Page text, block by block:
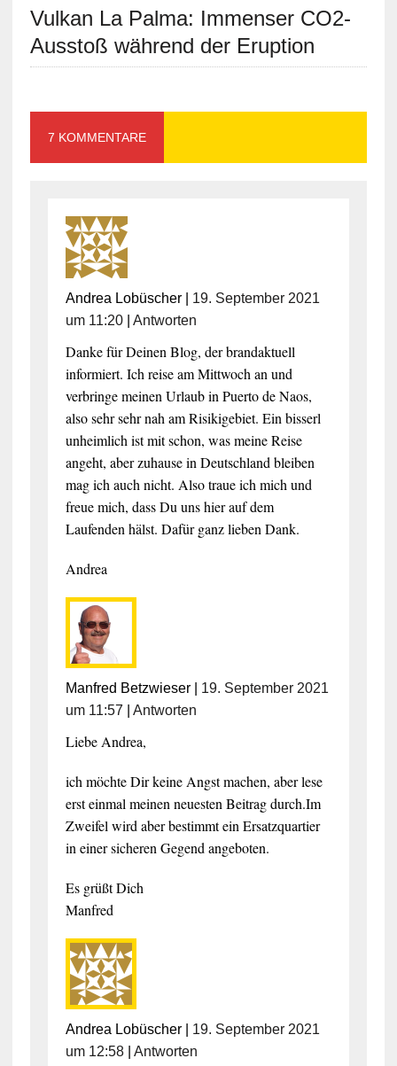
Vulkan La Palma: Immenser CO2-
Ausstoß während der Eruption
7 KOMMENTARE
Andrea Lobüscher| 19. September 2021
um 11:20| Antworten
Danke für Deinen Blog, der brandaktuell
informiert. Ich reise am Mittwoch an und
verbringe meinen Urlaub in Puerto de Naos,
also sehr sehr nah am Risikigebiet. Ein bisserl
unheimlich ist mit schon, was meine Reise
angeht, aber zuhause in Deutschland bleiben
mag ich auch nicht. Also traue ich mich und
freue mich, dass Du uns hier auf dem
Laufenden hälst. Dafür ganz lieben Dank.
Andrea
Manfred Betzwieser| 19. September 2021
um 11:57
Antworten
Liebe Andrea,
ich möchte Dir keine Angst machen, aber lese
erst einmal meinen neuesten Beitrag durch.Im
Zweifel wird aber bestimmt ein Ersatzquartier
in einer sicheren Gegend angeboten.
Es grüßt Dich
Manfred
Andrea Lobüscher| 19. September 2021
um 12:58| Antworten